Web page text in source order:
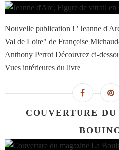
Nouvelle publication ! "Jeanne
Val de Loire" de Françoise
Anthony Perrot Découvrez ci-
Vues intérieures du livre
COUVERTURE